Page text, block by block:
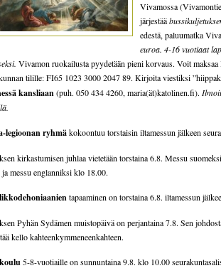
Vivamossa
järjestää
edestä, paluumatka
euroa. 4-16 vuotiaat
Vivamon ruokailusta pyydetään pieni korvaus. Voit
tilille: FI65 1023 3000 2047 89. Kirjoita viestiksi
kansliaan(puh. 050 434 4260, maria(ät)katolinen.fi).
legioonan ryhmäkokoontuu torstaisin iltamessun jälkeen
kirkastumisen juhlaa vietetään torstaina 6.8. Messu
ja messu englanniksi klo 18.00.
tapaaminen on torstaina 6.8. iltamessun
Pyhän Sydämen muistopäivä on perjantaina 7.8. Sen
kello kahteenkymmeneenkahteen.
5-8-vuotiaille on sunnuntaina 9.8. klo 10.00